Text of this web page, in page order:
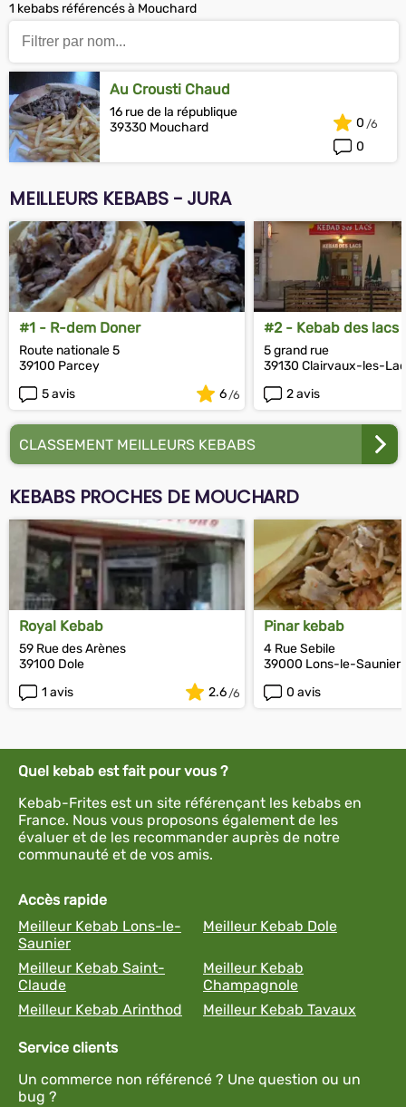
1 kebabs référencés à Mouchard
Au Crousti Chaud
16 rue de la république
39330 Mouchard
0
0
MEILLEURS KEBABS - JURA
#1 - R-dem Doner
Route nationale 5
39100 Parcey
5 avis
6
#2 - Kebab des lacs
5 grand rue
39130 Clairvaux-les-
2 avis
CLASSEMENT MEILLEURS KEBABS
KEBABS PROCHES DE MOUCHARD
Royal Kebab
59 Rue des Arènes
39100 Dole
1 avis
2.6
Pinar kebab
4 Rue Sebile
39000 Lons-le-Saunier
0 avis
Quel kebab est fait pour vous ?
Kebab-Frites est un site référençant les kebabs en
France. Nous vous proposons également de les
évaluer et de les recommander auprès de notre
communauté et de vos amis.
Accès rapide
Meilleur Kebab Lons-le-
Saunier
Meilleur Kebab Dole
Meilleur Kebab Saint-
Claude
Meilleur Kebab
Champagnole
Meilleur Kebab Arinthod
Meilleur Kebab Tavaux
Service clients
Un commerce non référencé ? Une question ou un
bug ?